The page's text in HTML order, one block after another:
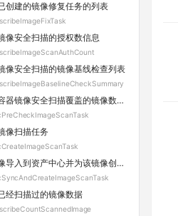
创建的镜像修复任务的列表
像安全扫描的授权数信息
像安全扫描的镜像基线检查列表
查询容器镜像安全扫描覆盖的镜像数和待消耗的授权数
像扫描任务
将镜像导入到资产中心并为该镜像创建扫描任务
经扫描过的镜像数据